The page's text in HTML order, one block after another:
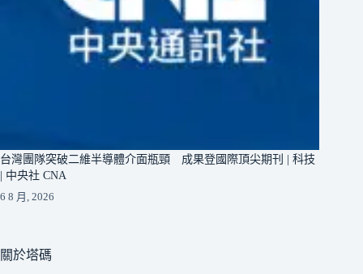
台灣團隊突破二維半導體介面瓶頸 成果登國際頂尖期刊 | 科技
| 中央社 CNA
6 8 月, 2026
關於塔碼